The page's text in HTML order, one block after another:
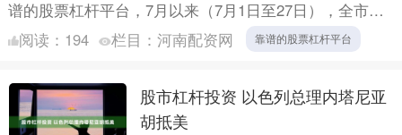
谱的股票杠杆平台，7月以来（7月1日至27日），全市平
均降水量116.4毫米，较常年同期偏多0.8成，较去年同....
阅读： 194 栏目： 河南配资网 靠谱的股票杠杆平台
股市杠杆投资 以色列总理内塔尼亚
胡抵美